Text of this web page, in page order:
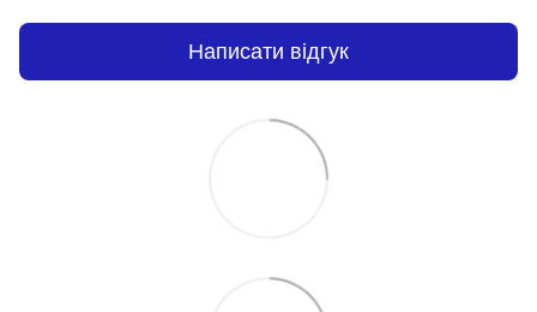
Написати відгук